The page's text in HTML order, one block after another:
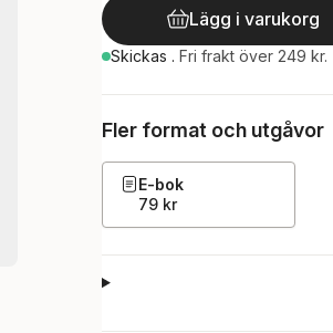
Lägg i varukorg
Skickas . Fri frakt över 249 kr.
Fler format och utgåvor
E-bok
79 kr